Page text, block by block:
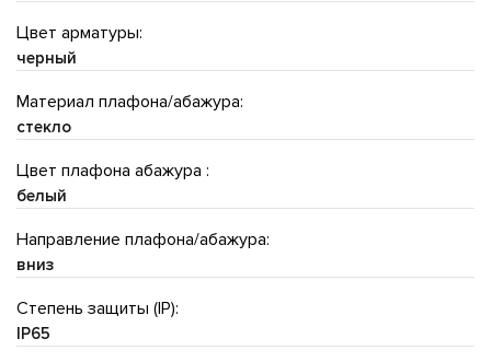
Цвет арматуры:
черный
Материал плафона/абажура:
стекло
Цвет плафона абажура :
белый
Направление плафона/абажура:
вниз
Степень защиты (IP):
IP65